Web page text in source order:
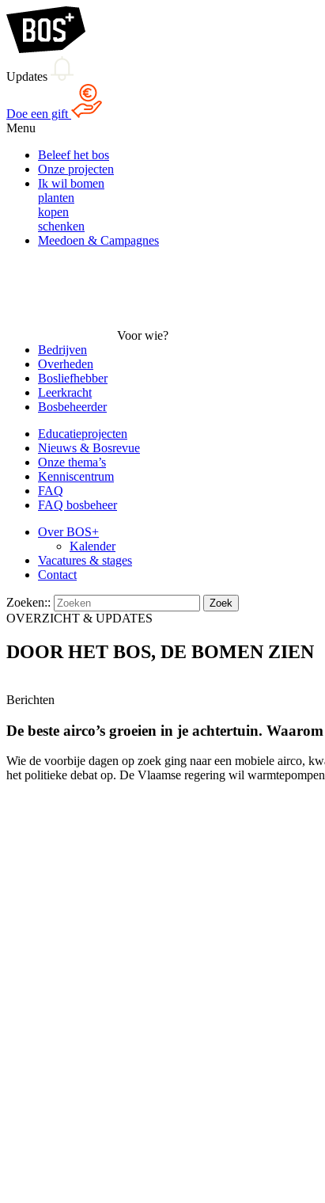
Updates
Doe een gift
Menu
Beleef het bos
Onze projecten
Ik wil bomen
planten
kopen
schenken
Meedoen & Campagnes
Voor wie?
Bedrijven
Overheden
Bosliefhebber
Leerkracht
Bosbeheerder
Educatieprojecten
Nieuws & Bosrevue
Onze thema’s
Kenniscentrum
FAQ
FAQ bosbeheer
Over BOS+
Kalender
Vacatures & stages
Contact
Zoeken::
OVERZICHT & UPDATES
DOOR HET BOS, DE BOMEN ZIEN
Berichten
De beste airco’s groeien in je achtertuin.
Wie de voorbije dagen op zoek ging naar een mobiele airco,
het politieke debat op. De Vlaamse regering wil